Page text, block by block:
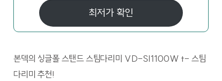
최저가 확인
본덱의 싱글폴 스탠드 스팀다리미 VD-SI1100W t- 스팀
다리미 추천!